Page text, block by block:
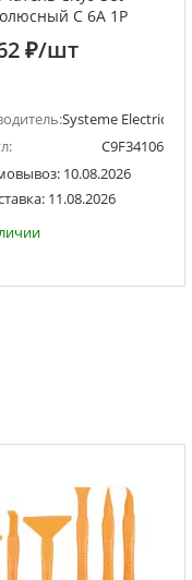
С 6А 1P
Systeme Electric
Electric)
₽/шт
Systeme Electric
C9F34106
10.08.2026
11.08.2026